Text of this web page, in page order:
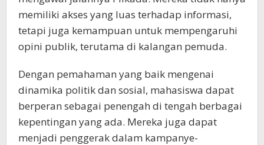
memiliki akses yang luas terhadap informasi,
tetapi juga kemampuan untuk mempengaruhi
opini publik, terutama di kalangan pemuda.
Dengan pemahaman yang baik mengenai
dinamika politik dan sosial, mahasiswa dapat
berperan sebagai penengah di tengah berbagai
kepentingan yang ada. Mereka juga dapat
menjadi penggerak dalam kampanye-